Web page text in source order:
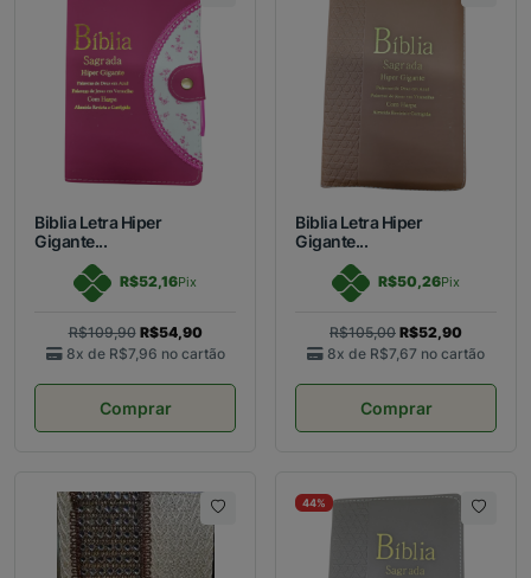
Biblia Letra Hiper
Gigante...
R$52,16Pix
R$109,90 R$54,90
8x de R$7,96 no cartão
Comprar
Biblia Letra Hiper
Gigante...
R$50,26Pix
R$105,00 R$52,90
8x de R$7,67 no cartão
Comprar
44%